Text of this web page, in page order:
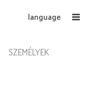
language
SZEMÉLYEK